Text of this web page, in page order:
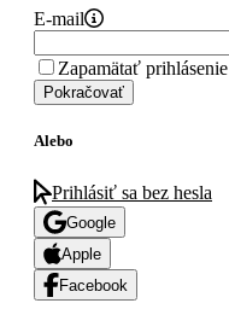
E-mail
Zapamätať prihlásenie
Pokračovať
Alebo
Prihlásiť sa bez hesla
Google
Apple
Facebook